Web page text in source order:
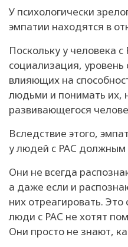
У психологически
эмпатии находятся в
Поскольку у человека
социализация,
влияющих на
людьми и понимать их,
развивающегося
Вследствие этого,
у людей с РАС должным
Они не всегда
а даже если и
них отреагировать.
люди с РАС не хотят
Они просто не знают,